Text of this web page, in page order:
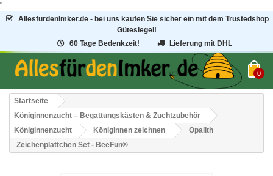
"
AllesfürdenImker.de - bei uns kaufen Sie sicher ein mit dem Trustedshop
Gütesiegel!
60 Tage Bedenkzeit!
Lieferung mit DHL
0
Startseite
Königinnenzucht – Begattungskästen & Zuchtzubehör
Königinnenzucht
Königinnen zeichnen
Opalith
Zeichenplättchen Set - BeeFun®